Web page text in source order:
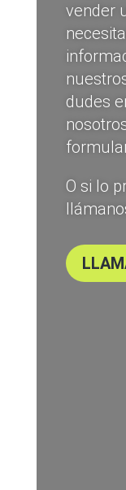
vender
dudes
O si lo